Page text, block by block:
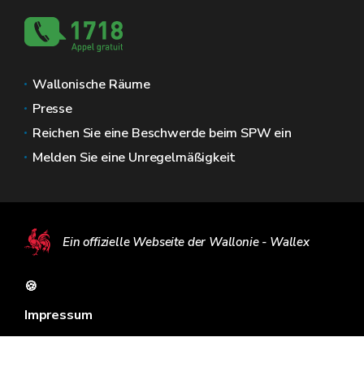
Wallonische Räume
Presse
Reichen Sie eine Beschwerde beim SPW ein
Melden Sie eine Unregelmäßigkeit
Ein offizielle Webseite der Wallonie - Wallex
🍪
Impressum